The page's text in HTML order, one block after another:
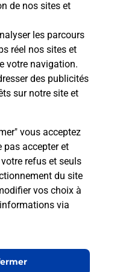
de nos sites et
les parcours
réel nos sites et
votre navigation.
des publicités
sur notre site et
vous acceptez
pas accepter et
refus et seuls
du site
vos choix à
via
bateau à
proposée par